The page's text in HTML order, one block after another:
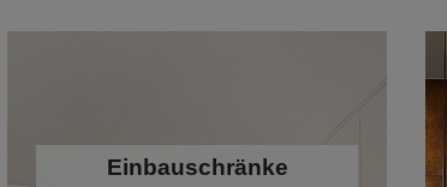
Einbauschränke